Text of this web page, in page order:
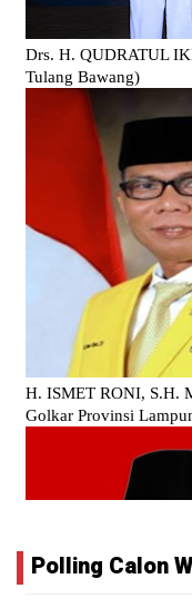
Polling Calon